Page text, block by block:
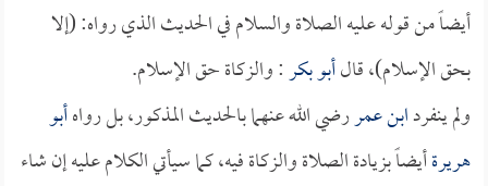
أيضاً من قوله عليه الصلاة والسلام في الحديث الذي رواه: (إلا
بحق الإسلام)، قالأبو بكر: والزكاة حق الإسلام.
ولم ينفردابن عمررضي الله عنهما بالحديث المذكور، بل رواهأبو
هريرةأيضاً بزيادة الصلاة والزكاة فيه، كما سيأتي الكلام عليه إن شاء